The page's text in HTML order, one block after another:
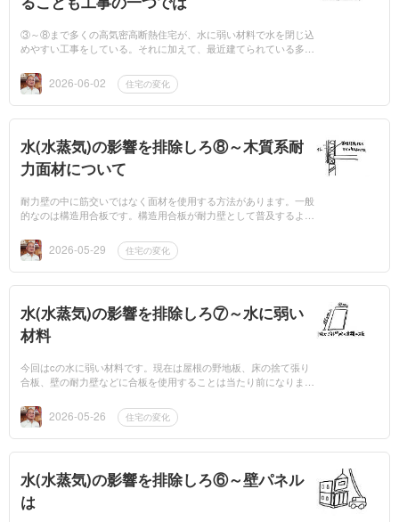
③～⑧まで多くの高気密高断熱住宅が、水に弱い材料で水を閉じ込
めやすい工事をしている。それに加えて、最近建てられている多く
の家のように窓を開...
2026-06-02 住宅の変化
水(水蒸気)の影響を排除しろ⑧～木質系耐
力面材について
耐力壁の中に筋交いではなく面材を使用する方法があります。一般
的なのは構造用合板です。構造用合板が耐力壁として普及するよう
x4住宅の被害が少...
2026-05-29 住宅の変化
水(水蒸気)の影響を排除しろ⑦～水に弱い
材料
今回はcの水に弱い材料です。現在は屋根の野地板、床の捨て張り
合板、壁の耐力壁などに合板を使用することは当たり前になりまし
を採用することは...
2026-05-26 住宅の変化
水(水蒸気)の影響を排除しろ⑥～壁パネル
は